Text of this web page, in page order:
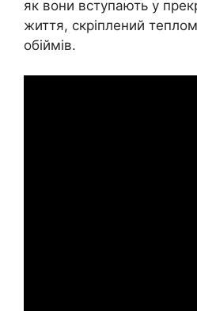
як вони вступають у
життя, скріплений
обіймів.